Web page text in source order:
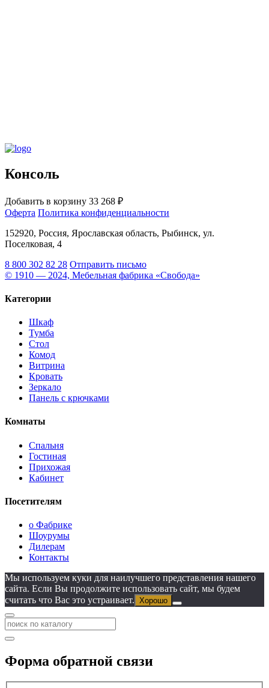
Консоль
Добавить в корзину 33 268 ₽
Оферта Политика конфиденциальности
152920, Россия, Ярославская область, Рыбинск, ул.
Поселковая, 4
8 800 302 82 28 Отправить письмо
© 1910 — 2024, Мебельная фабрика «Свобода»
Категории
Шкаф
Тумба
Стол
Комод
Витрина
Кровать
Зеркало
Панель с крючками
Комнаты
Спальня
Гостиная
Прихожая
Кабинет
Посетителям
о Фабрике
Шоурумы
Дилерам
Контакты
Мы используем куки для наилучшего представления нашего
сайта. Если Вы продолжите использовать сайт, мы будем
считать что Вас это устраивает. Хорошо
Форма обратной связи